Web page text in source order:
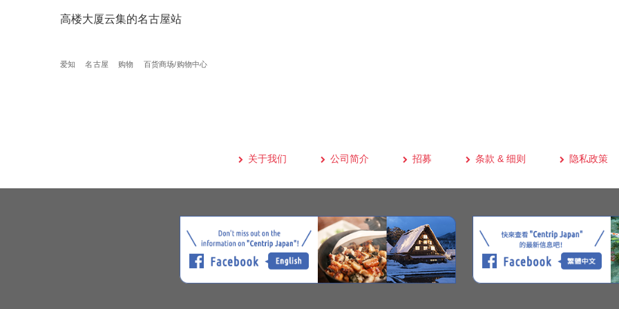
高楼大厦云集的名古屋站
爱知 名古屋 购物 百货商场/购物中心
关于我们 公司简介 招募 条款 & 细则 隐私政策